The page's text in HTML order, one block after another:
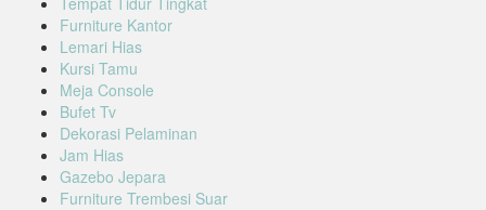
Furniture Kantor
Lemari Hias
Kursi Tamu
Meja Console
Bufet Tv
Dekorasi Pelaminan
Jam Hias
Gazebo Jepara
Furniture Trembesi Suar